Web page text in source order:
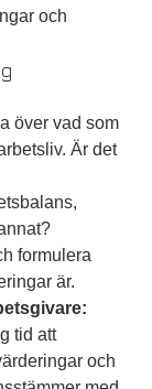
och
över vad som
Är det
formulera
är.
tid att
och